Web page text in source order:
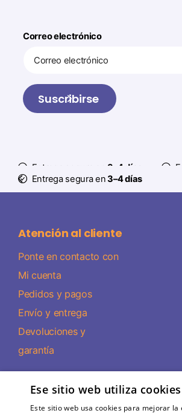
Correo electrónico
Suscribirse
Entrega segura en 3–4 días
Entrega segura en3–4 días
Atención al cliente
Ponte en contacto con
Mi cuenta
Pedidos y pagos
Envío y entrega
Devoluciones y
garantía
Ese sitio web utiliza cookies
Este sitio web usa cookies para mejorar